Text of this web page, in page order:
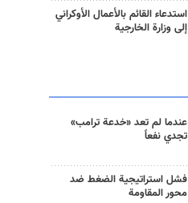
استدعاء القائم بالأعمال الأوكراني
إلى وزارة الخارجية
عندما لم تعد «خدعة ترامب»
تجدي نفعاً
فشل استراتيجية الضغط ضد
محور المقاومة